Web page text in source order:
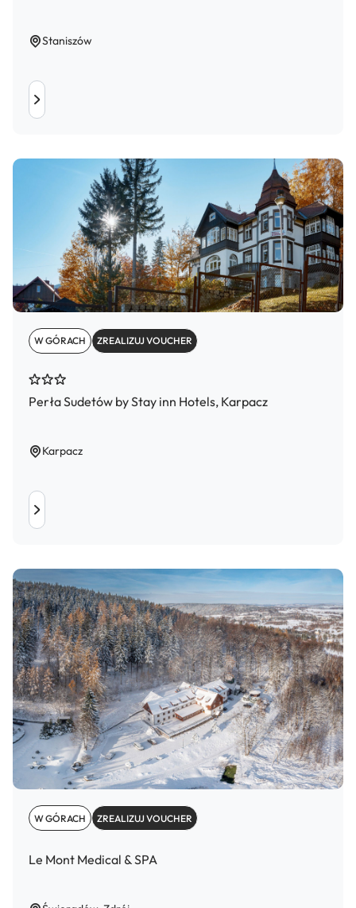
Staniszów
W GÓRACH ZREALIZUJ VOUCHER
Perła Sudetów by Stay inn Hotels, Karpacz
Karpacz
W GÓRACH ZREALIZUJ VOUCHER
Le Mont Medical & SPA